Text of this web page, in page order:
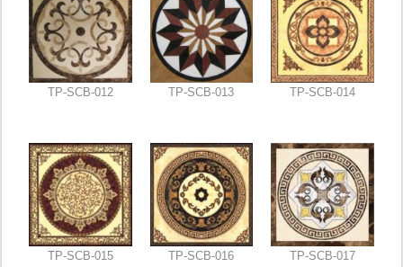
TP-SCB-012 TP-SCB-013 TP-SCB-014
TP-SCB-015 TP-SCB-016 TP-SCB-017